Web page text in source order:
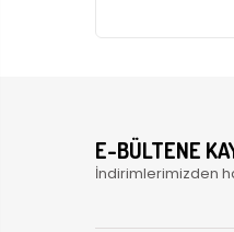
E-BÜLTENE
İndirimlerimizden